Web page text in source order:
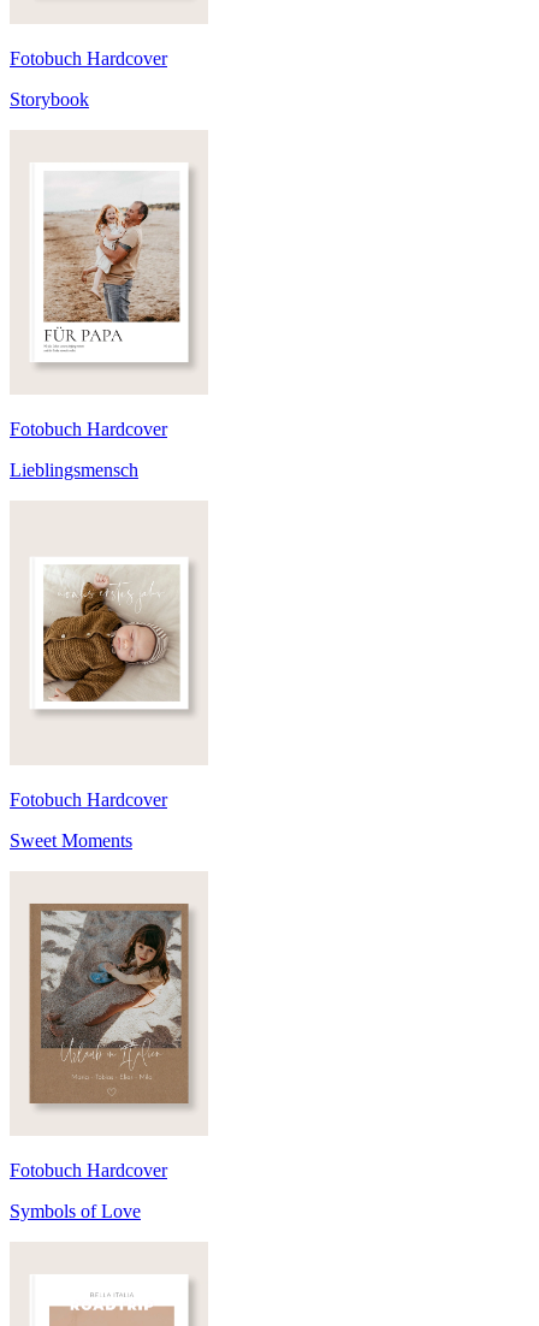
Fotobuch Hardcover
Storybook
Fotobuch Hardcover
Lieblingsmensch
Fotobuch Hardcover
Sweet Moments
Fotobuch Hardcover
Symbols of Love